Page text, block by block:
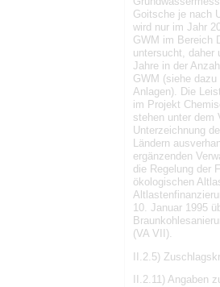
Goitsche je nach
wird nur im Jahr
GWM im Bereich
untersucht, daher
Jahre in der
GWM (siehe dazu
Anlagen). Die
im Projekt
stehen unter dem
Unterzeichnung
Ländern
ergänzenden
die Regelung der
ökologischen
10. Januar 1995
(VA VII).
II.2.5)
II.2.11) Angaben